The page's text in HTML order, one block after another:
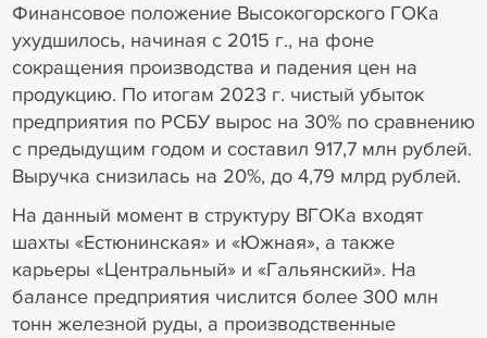
Финансовое положение Высокогорского ГОКа
ухудшилось, начиная с 2015 г., на фоне
сокращения производства и падения цен на
продукцию. По итогам 2023 г. чистый убыток
предприятия по РСБУ вырос на 30% по сравнению
с предыдущим годом и составил 917,7 млн рублей.
Выручка снизилась на 20%, до 4,79 млрд рублей.
На данный момент в структуру ВГОКа входят
шахты «Естюнинская» и «Южная», а также
карьеры «Центральный» и «Гальянский». На
балансе предприятия числится более 300 млн
тонн железной руды, а производственные